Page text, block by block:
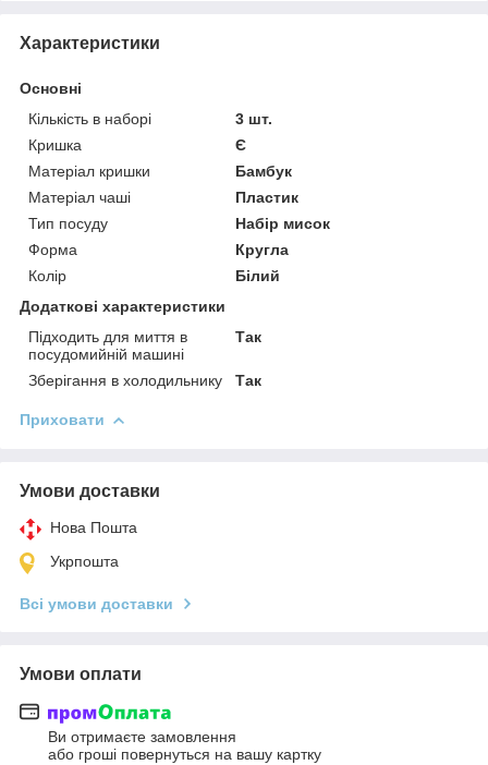
Характеристики
Основні
Кількість в наборі
3 шт.
Кришка
Є
Матеріал кришки
Бамбук
Матеріал чаші
Пластик
Тип посуду
Набір мисок
Форма
Кругла
Колір
Білий
Додаткові характеристики
Підходить для миття в
посудомийній машині
Так
Зберігання в холодильнику Так
Приховати
Умови доставки
Нова Пошта
Укрпошта
Всі умови доставки
Умови оплати
Ви отримаєте замовлення
або гроші повернуться на вашу картку